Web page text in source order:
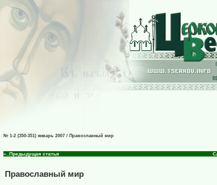
№ 1-2 (350-351) январь 2007 / Православный мир
«..Предыдущая статья
Православный мир